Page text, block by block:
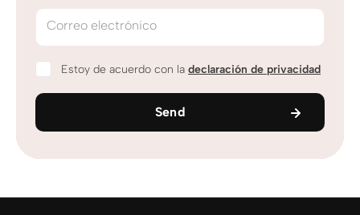
Correo electrónico
Estoy de acuerdo con la declaración de privacidad
Send